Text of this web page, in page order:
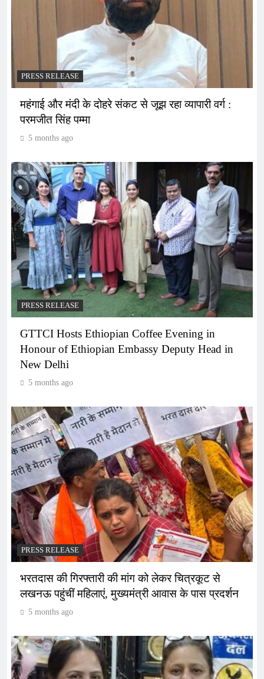
PRESS RELEASE
महंगाई और मंदी के दोहरे संकट से जूझ रहा व्यापारी वर्ग :
परमजीत सिंह पम्मा
5 months ago
PRESS RELEASE
GTTCI Hosts Ethiopian Coffee Evening in
Honour of Ethiopian Embassy Deputy Head in
New Delhi
5 months ago
PRESS RELEASE
भरतदास की गिरफ्तारी की मांग को लेकर चित्रकूट से
लखनऊ पहुंचीं महिलाएं, मुख्यमंत्री आवास के पास प्रदर्शन
5 months ago